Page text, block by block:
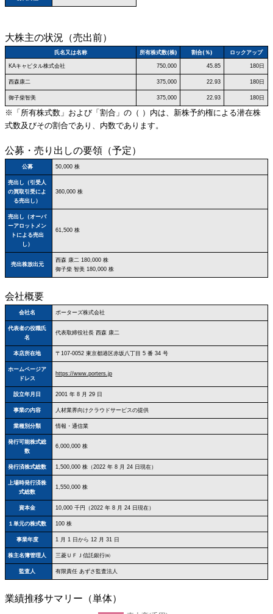
大株主の状況（売出前）
氏名又は名称 所有株式数(株) 割合(％) ロックアップ
KAキャピタル株式会社 750,000 45.85 180日
西森康二 375,000 22.93 180日
御子柴智美 375,000 22.93 180日
※「所有株式数」および「割合」の（ ）内は、新株予約権による潜在株
式数及びその割合であり、内数であります。
公募・売り出しの要領（予定）
公募 50,000 株
売出し（引受人
の買取引受によ
る売出し）
360,000 株
売出し（オーバ
ーアロットメン
トによる売出
し）
61,500 株
売出株放出元
西森 康二 180,000 株
御子柴 智美 180,000 株
会社概要
会社名 ポーターズ株式会社
代表者の役職氏
名
代表取締役社長 西森 康二
本店所在地 〒107‐0052 東京都港区赤坂八丁目 5 番 34 号
ホームページア
ドレス
https://www.porters.jp
設立年月日 2001 年 8 月 29 日
事業の内容 人材業界向けクラウドサービスの提供
業種別分類 情報・通信業
発行可能株式総
数
6,000,000 株
発行済株式総数 1,500,000 株（2022 年 8 月 24 日現在）
上場時発行済株
式総数
1,550,000 株
資本金 10,000 千円（2022 年 8 月 24 日現在）
１単元の株式数 100 株
事業年度 1 月 1 日から 12 月 31 日
株主名簿管理人 三菱ＵＦＪ信託銀行㈱
監査人 有限責任 あずさ監査法人
業績推移サマリー（単体）